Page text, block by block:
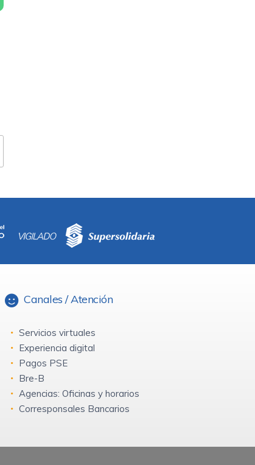
Canales / Atención
Servicios virtuales
Experiencia digital
Pagos PSE
Bre-B
Agencias: Oficinas y horarios
Corresponsales Bancarios